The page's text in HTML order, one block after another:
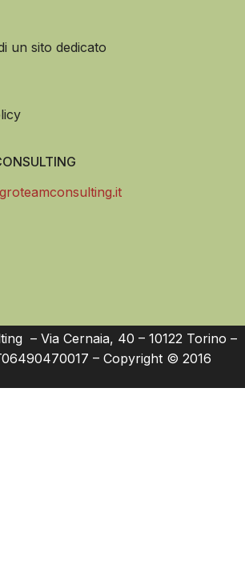
un sito dedicato
– Via Cernaia, 40 – 10122 Torino –
– Copyright © 2016